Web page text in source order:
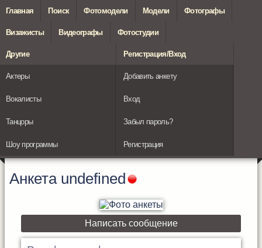
Главная Поиск Фотомодели Модели Фотографы
Визажисты Видеографы Фотостудии
Другие
Актеры
Вокалисты
Танцоры
Шоу программы
Регистрация/Вход
Добавить анкету
Вход
Забыл пароль?
Регистрация
Анкета undefined
Написать сообщение